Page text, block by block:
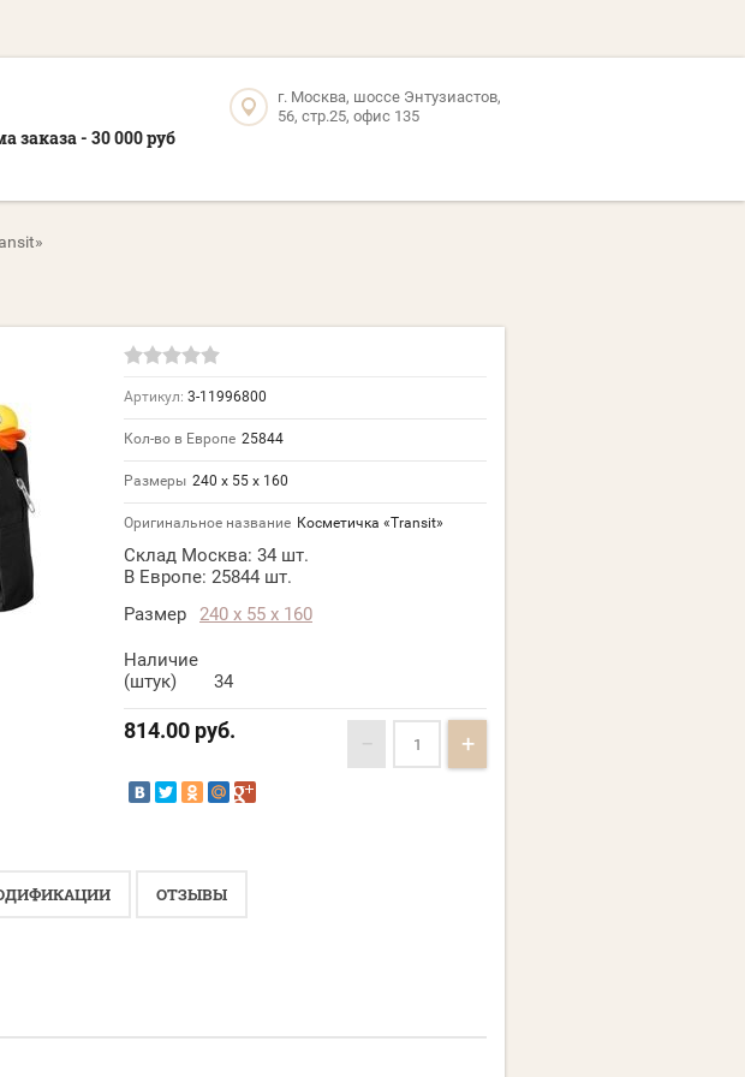
- 30 000 руб
г. Москва, шоссе Энтузиастов,
56, стр.25, офис 135
Артикул: 3-11996800
Кол-во в Европе 25844
Размеры 240 x 55 x 160
Оригинальное название Косметичка «Transit»
Склад Москва: 34 шт.
В Европе: 25844 шт.
Размер
240 x 55 x 160
Наличие
(штук)
34
814.00 руб. − +
ОТЗЫВЫ